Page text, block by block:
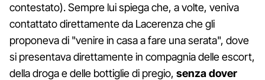
contestato). Sempre lui spiega che, a volte, veniva
contattato direttamente da Lacerenza che gli
proponeva di "venire in casa a fare una serata", dove
si presentava direttamente in compagnia delle escort,
della droga e delle bottiglie di pregio, senza dover